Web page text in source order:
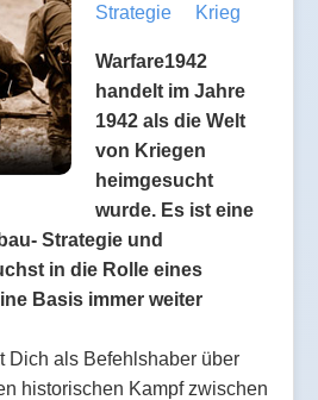
Strategie
Krieg
Warfare1942
handelt im Jahre
1942 als die Welt
von Kriegen
heimgesucht
wurde. Es ist eine
Strategie und
in die Rolle eines
Basis immer weiter
Dich als Befehlshaber über
historischen Kampf zwischen